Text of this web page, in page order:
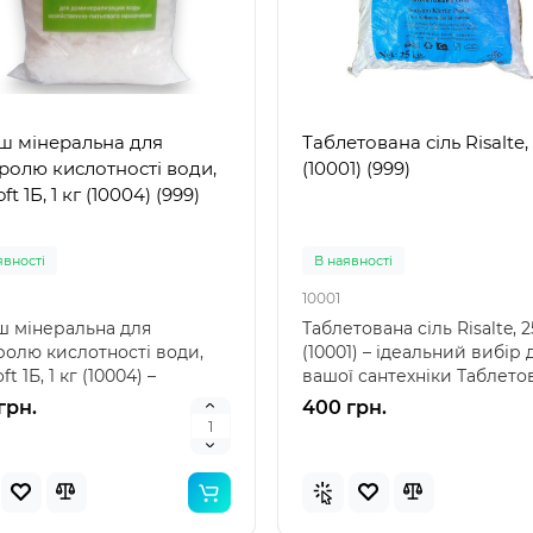
38 мм (0021)
для зручного
Ручка..
мм синій (0020)
0020
мм синій (0020) – надійний
аксесуар для зберігання
Кришка для б..
15 грн.
мінеральна для
кислотності води,
1Б, 1 кг (10004) (999)
мінеральна для
кислотності води,
1Б, 1 кг (10004) –
вибір для якісно..
Таблетована сіль Risalte,
(10001) (999)
В наявностi
10001
Таблетована сіль Risalte,
(10001) – ідеальний вибір
вашої сантехніки
сіль R..
400 грн.